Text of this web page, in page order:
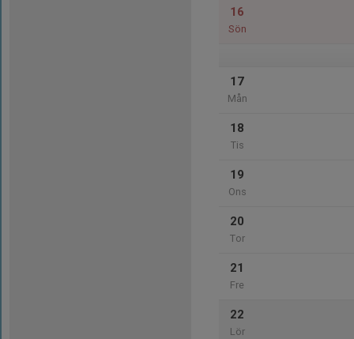
16
Sön
17
Mån
18
Tis
19
Ons
20
Tor
21
Fre
22
Lör